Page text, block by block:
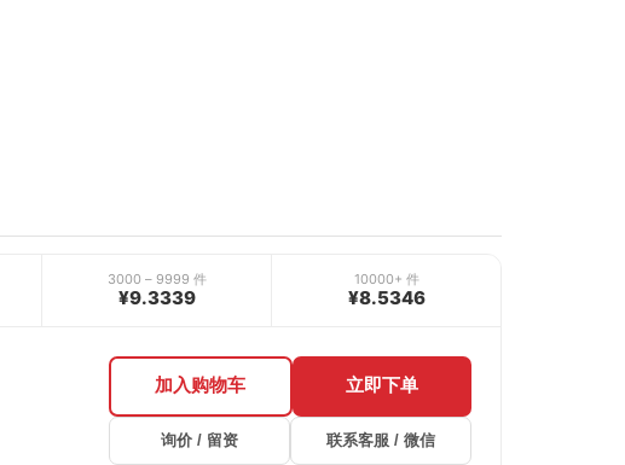
3000 – 9999 件
¥9.3339
10000+ 件
¥8.5346
加入购物车 立即下单
询价 / 留资 联系客服 / 微信